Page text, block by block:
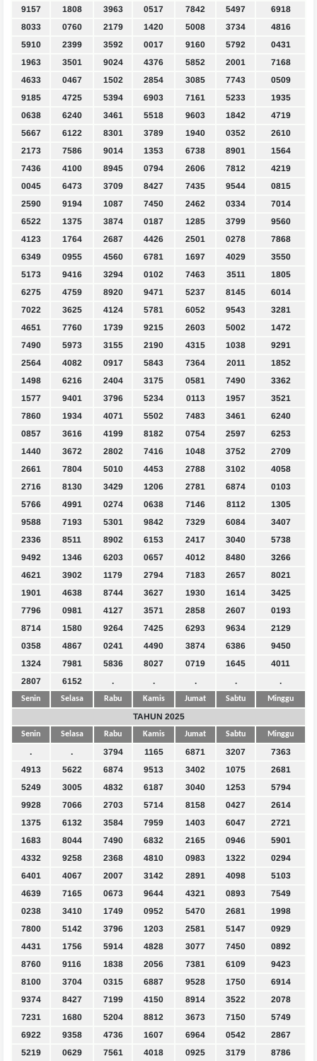
9157
1808 3963 0517 7842 5497
6918
8033
0760 2179 1420 5008 3734
4816
5910
2399 3592 0017 9160 5792
0431
1963
3501 9024 4376 5852 2001
7168
4633
0467 1502 2854 3085 7743
0509
9185
4725 5394 6903 7161 5233
1935
0638
6240 3461 5518 9603 1842
4719
5667
6122 8301 3789 1940 0352
2610
2173
7586 9014 1353 6738 8901
1564
7436
4100 8945 0794 2606 7812
4219
0045
6473 3709 8427 7435 9544
0815
2590
9194 1087 7450 2462 0334
7014
6522
1375 3874 0187 1285 3799
9560
4123
1764 2687 4426 2501 0278
7868
6349
0955 4560 6781 1697 4029
3550
5173
9416 3294 0102 7463 3511
1805
6275
4759 8920 9471 5237 8145
6014
7022
3625 4124 5781 6052 9543
3281
4651
7760 1739 9215 2603 5002
1472
7490
5973 3155 2190 4315 1038
9291
2564
4082 0917 5843 7364 2011
1852
1498
6216 2404 3175 0581 7490
3362
1577
9401 3796 5234 0113 1957
3521
7860
1934 4071 5502 7483 3461
6240
0857
3616 4199 8182 0754 2597
6253
1440
3672 2802 7416 1048 3752
2709
2661
7804 5010 4453 2788 3102
4058
2716
8130 3429 1206 2781 6874
0103
5766
4991 0274 0638 7146 8112
1305
9588
7193 5301 9842 7329 6084
3407
2336
8511 8902 6153 2417 3040
5738
9492
1346 6203 0657 4012 8480
3266
4621
3902 1179 2794 7183 2657
8021
1901
4638 8744 3627 1930 1614
3425
7796
0981 4127 3571 2858 2607
0193
8714
1580 9264 7425 6293 9634
2129
0358
4867 0241 4490 3874 6386
9450
1324
7981 5836 8027 0719 1645
4011
2807
6152 . . . . .
Senin Selasa Rabu Kamis Jumat Sabtu Minggu
TAHUN 2025
Senin Selasa Rabu Kamis Jumat Sabtu Minggu
. . 3794 1165 6871 3207
7363
4913
5622 6874 9513 3402 1075
2681
5249
3005 4832 6187 3040 1253
5794
9928
7066 2703 5714 8158 0427
2614
1375
6132 3584 7959 1403 6047
2721
1683
8044 7490 6832 2165 0946
5901
4332
9258 2368 4810 0983 1322
0294
6401
4067 2007 3142 2891 4098
5103
4639
7165 0673 9644 4321 0893
7549
0238
3410 1749 0952 5470 2681
1998
7800
5142 3796 1203 2581 5147
0929
4431
1756 5914 4828 3077 7450
0892
8760
9116 1838 2056 7381 6109
9423
8100
3704 0315 6887 9528 1750
6914
9374
8427 7199 4150 8914 3522
2078
7231
1680 5204 8812 3673 7150
5749
6922
9358 4736 1607 6964 0542
2867
5219
0629 7561 4018 0925 3179 8786